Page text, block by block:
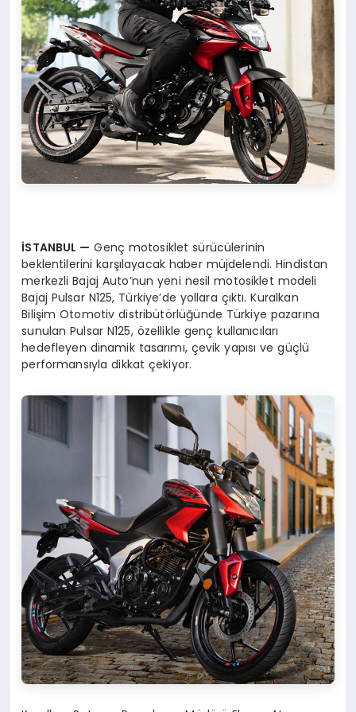
İSTANBUL — Genç motosiklet sürücülerinin
beklentilerini karşılayacak haber müjdelendi. Hindistan
merkezli Bajaj Auto’nun yeni nesil motosiklet modeli
Bajaj Pulsar N125, Türkiye’de yollara çıktı. Kuralkan
Bilişim Otomotiv distribütörlüğünde Türkiye pazarına
sunulan Pulsar N125, özellikle genç kullanıcıları
hedefleyen dinamik tasarımı, çevik yapısı ve güçlü
performansıyla dikkat çekiyor.